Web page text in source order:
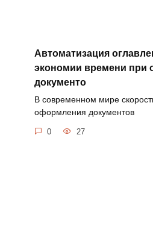
Автоматизация
экономии времени при
документо
В современном мире
оформления документов
0 27